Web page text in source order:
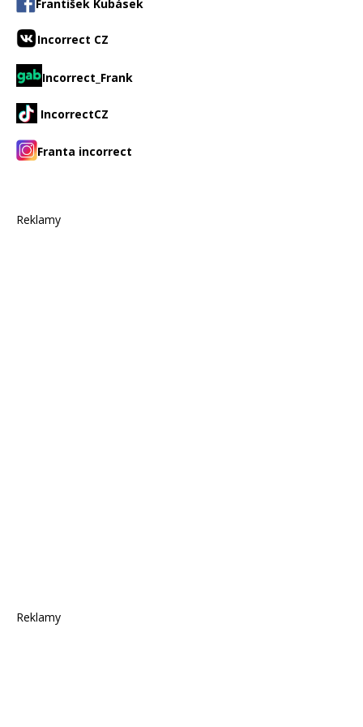
František Kubásek
Incorrect CZ
Incorrect_Frank
IncorrectCZ
Franta incorrect
Reklamy
Reklamy